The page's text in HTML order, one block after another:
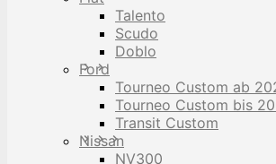
Talento
Scudo
Doblo
Ford
Tourneo Custom ab
Tourneo Custom bis
Transit Custom
Nissan
NV300